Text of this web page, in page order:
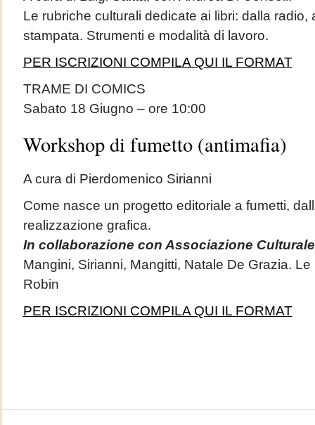
Le rubriche culturali dedicate ai libri: dalla radio,
stampata. Strumenti e modalità di lavoro.
PER ISCRIZIONI COMPILA QUI IL FORMAT
TRAME DI COMICS
Sabato 18 Giugno – ore 10:00
Workshop di fumetto (antimafia)
A cura di Pierdomenico Sirianni
Come nasce un progetto editoriale a fumetti,
realizzazione grafica.
In collaborazione con Associazione
Mangini, Sirianni, Mangitti, Natale De Grazia.
Robin
PER ISCRIZIONI COMPILA QUI IL FORMAT